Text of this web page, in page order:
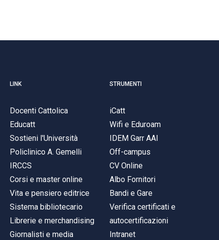
LINK
Docenti Cattolica
Educatt
Sostieni l'Università
Policlinico A. Gemelli
IRCCS
Corsi e master online
Vita e pensiero editrice
Sistema bibliotecario
Librerie e merchandising
Giornalisti e media
STRUMENTI
iCatt
Wifi e Eduroam
IDEM Garr AAI
Off-campus
CV Online
Albo Fornitori
Bandi e Gare
Verifica certificati e
autocertificazioni
Intranet